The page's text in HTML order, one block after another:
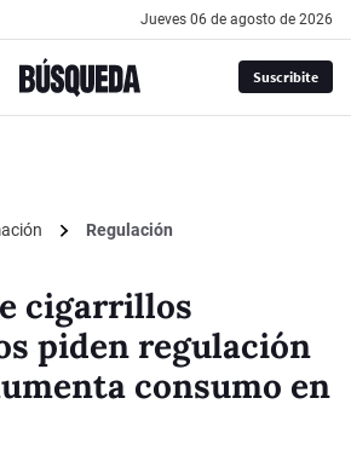
jueves 06 de agosto de 2026
Suscribite
Regulación
cigarrillos
piden regulación
consumo en